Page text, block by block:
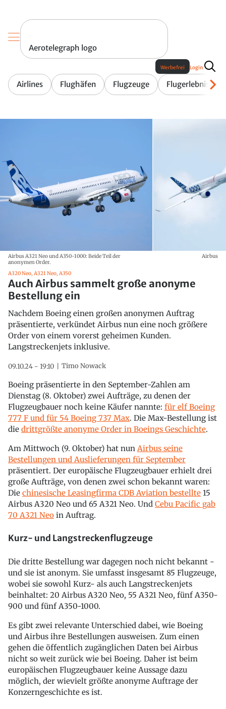
Aerotelegraph logo
Airlines Flughäfen Flugzeuge Flugerlebnis
Werbefrei Login
Airbus A321 Neo und A350-1000: Beide Teil der
anonymen Order.
Airbus
A320 Neo, A321 Neo, A350
Auch Airbus sammelt große anonyme
Bestellung ein
Nachdem Boeing einen großen anonymen Auftrag
präsentierte, verkündet Airbus nun eine noch größere
Order von einem vorerst geheimen Kunden.
Langstreckenjets inklusive.
09.10.24 - 19:10 Timo Nowack
Boeing präsentierte in den September-Zahlen am
Dienstag (8. Oktober) zwei Aufträge, zu denen der
Flugzeugbauer noch keine Käufer nannte: für elf Boeing
777 F und für 54 Boeing 737 Max. Die Max-Bestellung ist
die drittgrößte anonyme Order in Boeings Geschichte.
Am Mittwoch (9. Oktober) hat nun Airbus seine
Bestellungen und Auslieferungen für September
präsentiert. Der europäische Flugzeugbauer erhielt drei
große Aufträge, von denen zwei schon bekannt waren:
Die chinesische Leasingfirma CDB Aviation bestellte 15
Airbus A320 Neo und 65 A321 Neo. Und Cebu Pacific gab
70 A321 Neo in Auftrag.
Kurz- und Langstreckenflugzeuge
Die dritte Bestellung war dagegen noch nicht bekannt -
und sie ist anonym. Sie umfasst insgesamt 85 Flugzeuge,
wobei sie sowohl Kurz- als auch Langstreckenjets
beinhaltet: 20 Airbus A320 Neo, 55 A321 Neo, fünf A350-
900 und fünf A350-1000.
Es gibt zwei relevante Unterschied dabei, wie Boeing
und Airbus ihre Bestellungen ausweisen. Zum einen
gehen die öffentlich zugänglichen Daten bei Airbus
nicht so weit zurück wie bei Boeing. Daher ist beim
europäischen Flugzeugbauer keine Aussage dazu
möglich, der wievielt größte anonyme Auftrage der
Konzerngeschichte es ist.